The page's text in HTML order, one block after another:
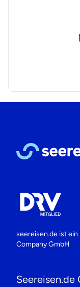
seereisen.de ist
Company GmbH
Seereisen.de